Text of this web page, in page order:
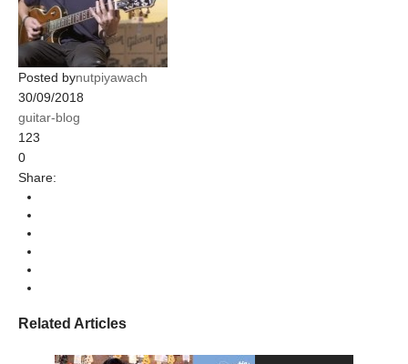
Posted bynutpiyawach
30/09/2018
guitar-blog
123
0
Share:
Related Articles